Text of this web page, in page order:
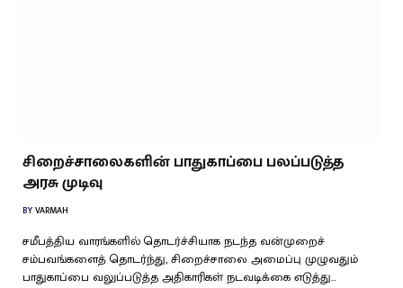
சிறைச்சாலைகளின் பாதுகாப்பை பலப்படுத்த
அரசு முடிவு
BYVARMAH
சமீபத்திய வாரங்களில் தொடர்ச்சியாக நடந்த வன்முறைச்
சம்பவங்களைத் தொடர்ந்து, சிறைச்சாலை அமைப்பு முழுவதும்
பாதுகாப்பை வலுப்படுத்த அதிகாரிகள் நடவடிக்கை எடுத்து…